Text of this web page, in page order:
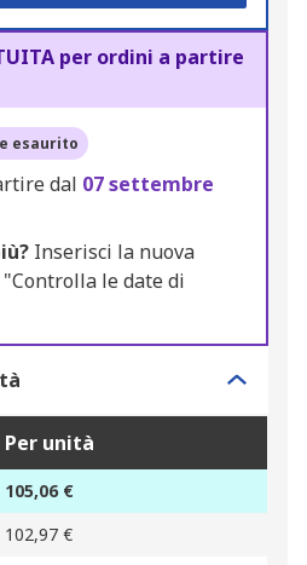
per ordini a partire
esaurito
dal 07 settembre
Inserisci la nuova
le date di
Per unità
105,06 €
102,97 €